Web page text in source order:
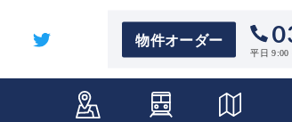
物件オーダー
平日 9:00